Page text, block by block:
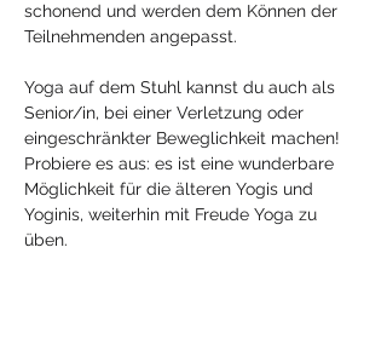
schonend und werden dem Können der
Teilnehmenden angepasst.
Yoga auf dem Stuhl kannst du auch als
Senior/in, bei einer Verletzung oder
eingeschränkter Beweglichkeit machen!
Probiere es aus: es ist eine wunderbare
Möglichkeit für die älteren Yogis und
Yoginis, weiterhin mit Freude Yoga zu
üben.